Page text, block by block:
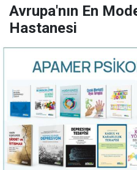
Avrupa'nın En
Hastanesi